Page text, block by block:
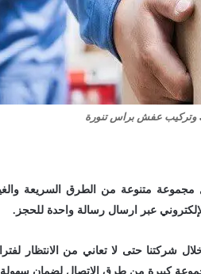
عفش براس تنورة
متنوعة من الطرق السريعة
عبر ارسال رسالة واحدة للحجز.
شركتنا حتى لا تعاني من الانتظار
كبيرة من طرق الاتصال لضمان